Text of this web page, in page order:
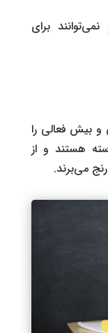
برای
و بیش فعالی را
هستند و از
می‌برند.